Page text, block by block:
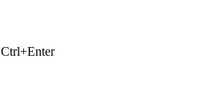
Ctrl+Enter